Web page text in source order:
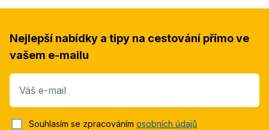
Nejlepší nabídky a tipy na cestování přímo ve
vašem e-mailu
Váš e-mail
Souhlasím se zpracováním osobních údajů